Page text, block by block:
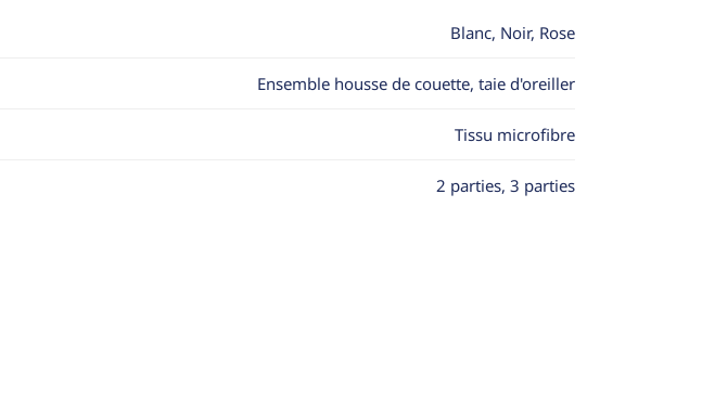
Blanc, Noir, Rose
Ensemble housse de couette, taie d'oreiller
Tissu microfibre
2 parties, 3 parties